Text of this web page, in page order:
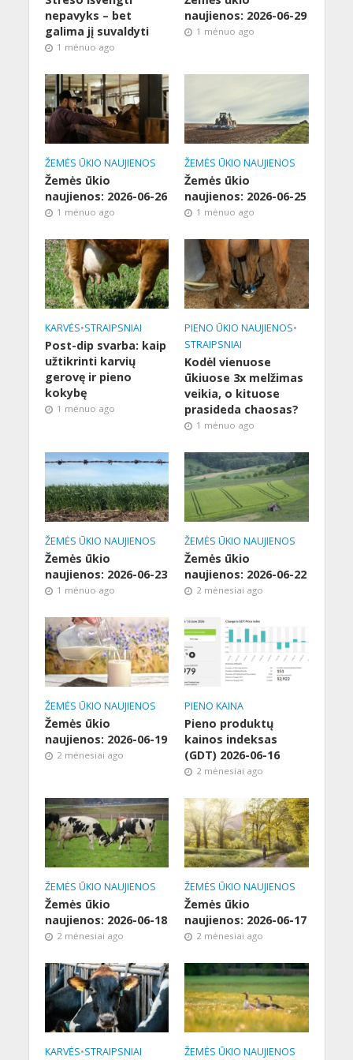
nepavyks – bet
galima jį suvaldyti
1 mėnuo ago
naujienos: 2026-06-29
1 mėnuo ago
ŽEMĖS ŪKIO NAUJIENOS
Žemės ūkio
naujienos: 2026-06-26
1 mėnuo ago
ŽEMĖS ŪKIO NAUJIENOS
Žemės ūkio
naujienos: 2026-06-25
1 mėnuo ago
KARVĖS•STRAIPSNIAI
Post-dip svarba: kaip
užtikrinti karvių
gerovę ir pieno
kokybę
1 mėnuo ago
PIENO ŪKIO NAUJIENOS•
STRAIPSNIAI
Kodėl vienuose
ūkiuose 3x melžimas
veikia, o kituose
prasideda chaosas?
1 mėnuo ago
ŽEMĖS ŪKIO NAUJIENOS
Žemės ūkio
naujienos: 2026-06-23
1 mėnuo ago
ŽEMĖS ŪKIO NAUJIENOS
Žemės ūkio
naujienos: 2026-06-22
2 mėnesiai ago
ŽEMĖS ŪKIO NAUJIENOS
Žemės ūkio
naujienos: 2026-06-19
2 mėnesiai ago
PIENO KAINA
Pieno produktų
kainos indeksas
(GDT) 2026-06-16
2 mėnesiai ago
ŽEMĖS ŪKIO NAUJIENOS
Žemės ūkio
naujienos: 2026-06-18
2 mėnesiai ago
ŽEMĖS ŪKIO NAUJIENOS
Žemės ūkio
naujienos: 2026-06-17
2 mėnesiai ago
KARVĖS•STRAIPSNIAI ŽEMĖS ŪKIO NAUJIENOS